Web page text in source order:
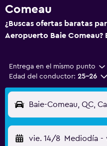
Comeau
¿Buscas ofertas baratas
Aeropuerto Baie Comeau?
Entrega en el mismo punto
Edad del conductor: 25-26
Baie-Comeau, QC,
vie. 14/8 Mediodía -